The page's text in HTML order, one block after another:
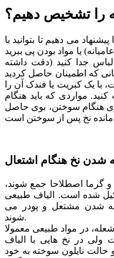
را تشخیص دهیم؟
می دهیم تا بتوانید با
لباس جدا کنید (دقت داشته
که اطمینان حاصل کردید
با یک کبریت یا فندک آن را
مواردی که باید هنگام
هنگام سوختن، بوی حاصل
شدن نخ هنگام اشتعال
گرما اصطلاحا جمع ‌شوند،
شده است. الیاف طبیعی
شدن مشتعل و پودر می
شوند.
در مواد طبیعی معمولا
ولی در نخ هایی با الیاف
نایلون سوخته به خود